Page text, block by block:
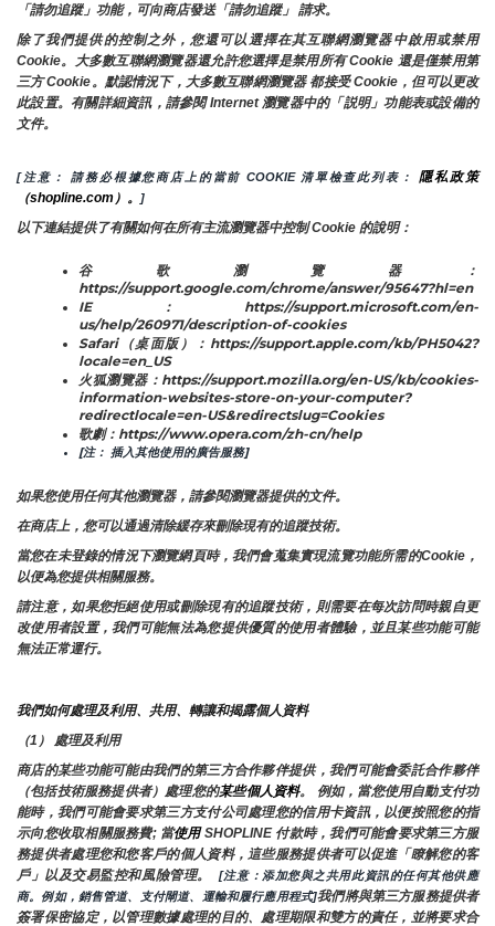
「請勿追蹤」功能，可向商店發送「請勿追蹤」 請求。
除了我們提供的控制之外，您還可以選擇在其互聯網瀏覽器中啟用或禁用
Cookie。大多數互聯網瀏覽器還允許您選擇是禁用所有 Cookie 還是僅禁用第
三方 Cookie。默認情況下，大多數互聯網瀏覽器 都接受 Cookie，但可以更改
此設置。有關詳細資訊，請參閱 Internet 瀏覽器中的「説明」功能表或設備的
文件。
[注意： 請務必根據您商店上的當前 COOKIE 清單檢查此列表： 隱私政策
（shopline.com）。
]
以下連結提供了有關如何在所有主流瀏覽器中控制 Cookie 的說明：
谷歌瀏覽器：
https://support.google.com/chrome/answer/95647?hl=en
IE：https://support.microsoft.com/en-
us/help/260971/description-of-cookies
Safari（桌面版）：https://support.apple.com/kb/PH5042?
locale=en_US
火狐瀏覽器：https://support.mozilla.org/en-US/kb/cookies-
information-websites-store-on-your-computer?
redirectlocale=en-US&redirectslug=Cookies
歌劇：https://www.opera.com/zh-cn/help
[注： 插入其他使用的廣告服務]
如果您使用任何其他瀏覽器，請參閱瀏覽器提供的文件。
在商店上，您可以通過清除緩存來刪除現有的追蹤技術。
當您在未登錄的情況下瀏覽網頁時，我們會蒐集實現流覽功能所需的Cookie，
以便為您提供相關服務。
請注意，如果您拒絕使用或刪除現有的追蹤技術，則需要在每次訪問時親自更
改使用者設置，我們可能無法為您提供優質的使用者體驗，並且某些功能可能
無法正常運行。
我們如何處理及利用、共用、轉讓和揭露個人資料
（1） 處理及利用
商店的某些功能可能由我們的第三方合作夥伴提供，我們可能會委託合作夥伴
（包括技術服務提供者）處理您的某些個人資料。 例如，當您使用自動支付功
能時，我們可能會要求第三方支付公司處理您的信用卡資訊，以便按照您的指
示向您收取相關服務費; 當使用 SHOPLINE 付款時，我們可能會要求第三方服
務提供者處理您和您客戶的個人資料，這些服務提供者可以促進「瞭解您的客
戶」以及交易監控和風險管理。
[注意：添加您與之共用此資訊的任何其他供應
商。例如，銷售管道、支付閘道、運輸和履行應用程式]我們將與第三方服務提供者
簽署保密協定，以管理數據處理的目的、處理期限和雙方的責任，並將要求合